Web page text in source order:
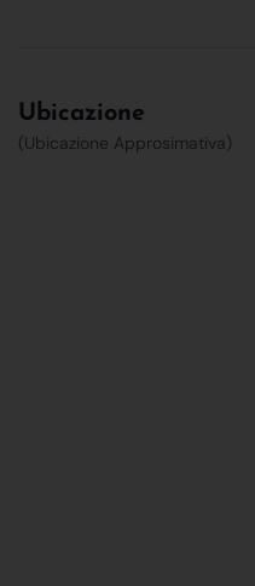
Ubicazione
(Ubicazione Approsimativa)